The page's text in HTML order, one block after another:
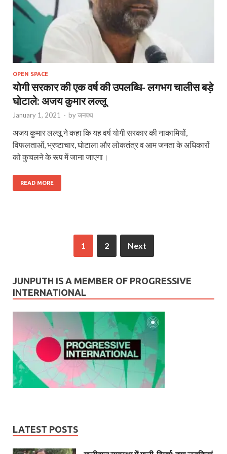
OPEN SPACE
योगी सरकार की एक वर्ष की उपलब्धि- लगभग चालीस बड़े
घोटाले: अजय कुमार लल्लू
January 1, 2021 - byजनपथ
अजय कुमार लल्लू ने कहा कि यह वर्ष योगी सरकार की नाकामियों,
विफलताओं, भ्रष्टाचार, घोटाला और लोकतंत्र व आम जनता के अधिकारों
को कुचलने के रूप में जाना जाएगा।
READ MORE
1 2 Next
JUNPUTH IS A MEMBER OF PROGRESSIVE
INTERNATIONAL
LATEST POSTS